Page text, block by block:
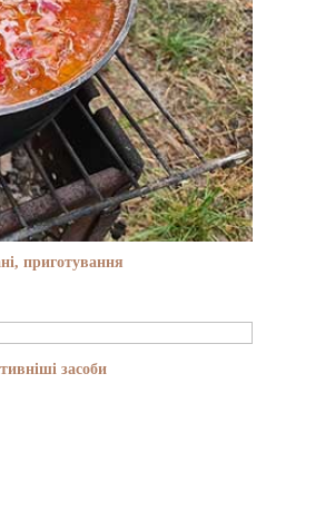
приготування
засоби